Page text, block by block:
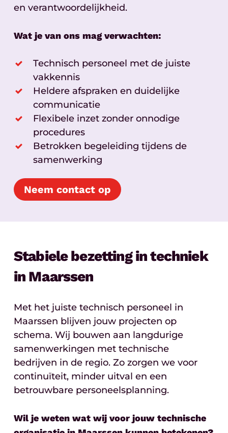
en verantwoordelijkheid.
Wat je van ons mag verwachten:
Technisch personeel met de juiste
vakkennis
Heldere afspraken en duidelijke
communicatie
Flexibele inzet zonder onnodige
procedures
Betrokken begeleiding tijdens de
samenwerking
Neem contact op
Stabiele bezetting in techniek
in Maarssen
Met het juiste technisch personeel in
Maarssen blijven jouw projecten op
schema. Wij bouwen aan langdurige
samenwerkingen met technische
bedrijven in de regio. Zo zorgen we voor
continuïteit, minder uitval en een
betrouwbare personeelsplanning.
Wil je weten wat wij voor jouw technische